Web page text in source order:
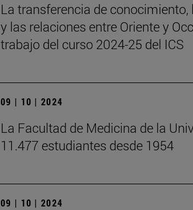
La transferencia de
y las relaciones entre Oriente y
trabajo del curso 2024-25 del ICS
09 | 10 | 2024
La Facultad de Medicina de la
11.477 estudiantes desde 1954
09 | 10 | 2024